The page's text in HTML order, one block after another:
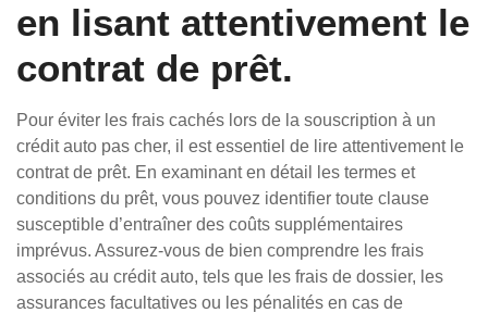
en lisant attentivement le
contrat de prêt.
Pour éviter les frais cachés lors de la souscription à un
crédit auto pas cher, il est essentiel de lire attentivement le
contrat de prêt. En examinant en détail les termes et
conditions du prêt, vous pouvez identifier toute clause
susceptible d’entraîner des coûts supplémentaires
imprévus. Assurez-vous de bien comprendre les frais
associés au crédit auto, tels que les frais de dossier, les
assurances facultatives ou les pénalités en cas de